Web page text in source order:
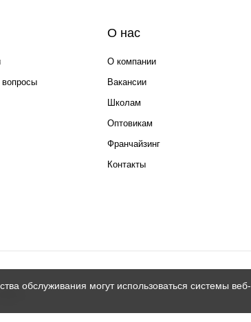
О нас
О компании
Вакансии
Школам
Оптовикам
Франчайзинг
Контакты
обслуживания могут использоваться системы веб-